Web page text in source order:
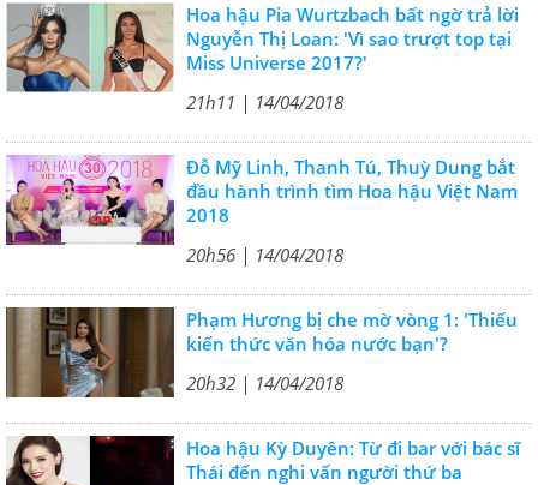
Hoa hậu Pia Wurtzbach bất ngờ trả lời
Nguyễn Thị Loan: 'Vì sao trượt top tại
Miss Universe 2017?'
21h11 | 14/04/2018
Đỗ Mỹ Linh, Thanh Tú, Thuỳ Dung bắt
đầu hành trình tìm Hoa hậu Việt Nam
2018
20h56 | 14/04/2018
Phạm Hương bị che mờ vòng 1: 'Thiếu
kiến thức văn hóa nước bạn'?
20h32 | 14/04/2018
Hoa hậu Kỳ Duyên: Từ đi bar với bác sĩ
Thái đến nghi vấn người thứ ba